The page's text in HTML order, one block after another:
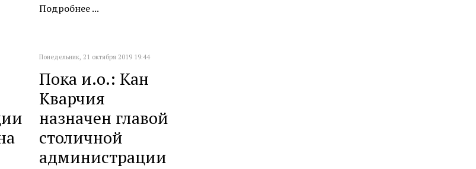
Подробнее ...
Понедельник, 21 октября 2019 19:44
Пока и.о.: Кан
Кварчия
назначен главой
столичной
администрации